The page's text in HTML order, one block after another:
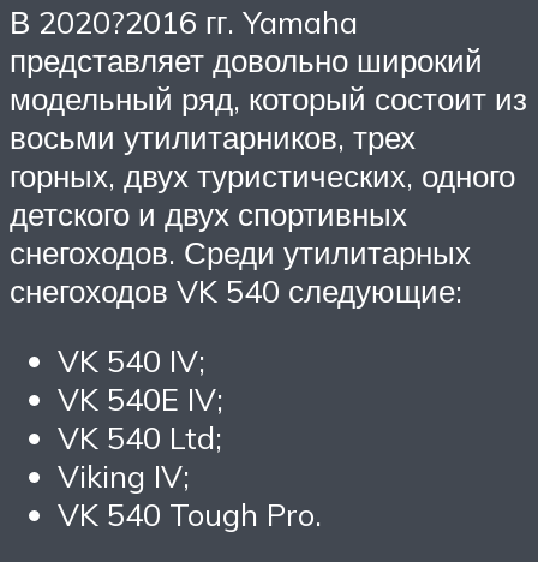
В 2020?2016 гг. Yamaha
представляет довольно широкий
модельный ряд, который состоит из
восьми утилитарников, трех
горных, двух туристических, одного
детского и двух спортивных
снегоходов. Среди утилитарных
снегоходов VK 540 следующие:
VK 540 IV;
VK 540E IV;
VK 540 Ltd;
Viking IV;
VK 540 Tough Pro.